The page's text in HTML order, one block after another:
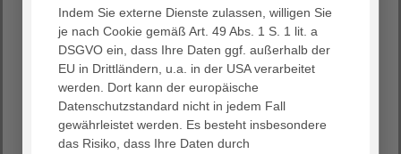
Florian Scheib übernommen, der als AGAPLESION
Geschäftsführer in die Region Heidelberg wechselte. Sie
übergibt den symbolischen Staffelstab nun an ihre
Nachfolgerin und freut sich auf die weitere gemeinsame
Zusammenarbeit. „Szerénke Darabpour hat als
Interimsleitung das AGAPLESION OBERIN MARTHA
KELLER HAUS ausgezeichnet geführt, die Prozesse klar
strukturiert und auch den Wechsel der
Indem Sie externe Dienste zulassen, willigen Sie
je nach Cookie gemäß Art. 49 Abs. 1 S. 1 lit. a
DSGVO ein, dass Ihre Daten ggf. außerhalb der
EU in Drittländern, u.a. in der USA verarbeitet
werden. Dort kann der europäische
Datenschutzstandard nicht in jedem Fall
gewährleistet werden. Es besteht insbesondere
das Risiko, dass Ihre Daten durch